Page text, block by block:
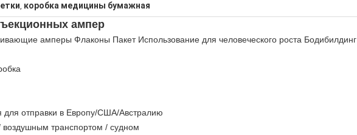
, коробка медицины бумажная
ампер
амперы Флаконы Пакет Использование для человеческого роста Бодибилдинг
для отправки в Европу/США/Австралию
транспортом / судном